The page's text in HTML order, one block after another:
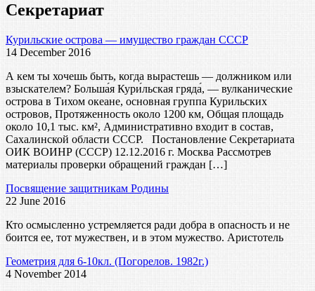
Секретариат
Курильские острова — имущество граждан СССР
14 December 2016
А кем ты хочешь быть, когда вырастешь — должником или
взыскателем? Больша́я Кури́льская гряда́, — вулканические
острова в Тихом океане, основная группа Курильских
островов, Протяженность около 1200 км, Общая площадь
около 10,1 тыс. км², Административно входит в состав,
Сахалинской области СССР. Постановление Секретариата
ОИК ВОИНР (СССР) 12.12.2016 г. Москва Рассмотрев
материалы проверки обращений граждан […]
Посвящение защитникам Родины
22 June 2016
Кто осмысленно устремляется ради добра в опасность и не
боится ее, тот мужествен, и в этом мужество. Аристотель
Геометрия для 6-10кл. (Погорелов. 1982г.)
4 November 2014